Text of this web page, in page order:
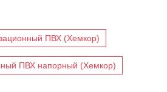
ПВХ (Хемкор)
ПВХ напорный (Хемкор)